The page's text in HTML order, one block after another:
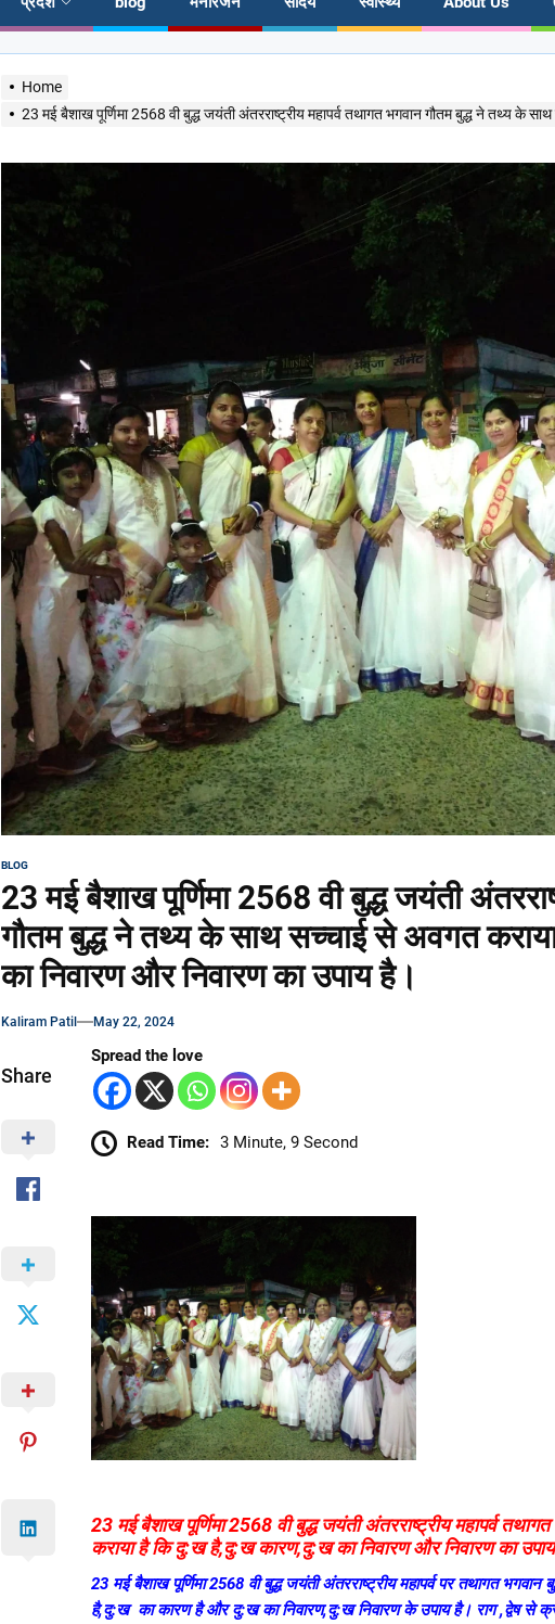
Home
23 मई बैशाख पूर्णिमा 2568 वी बुद्ध जयंती अंतरराष्ट्रीय महापर्व तथागत भगवान गौतम बुद्ध ने तथ्य
BLOG
23 मई बैशाख पूर्णिमा 2568 वी बुद्ध जयंती
गौतम बुद्ध ने तथ्य के साथ सच्चाई से अवगत
का निवारण और निवारण का उपाय है।
Kaliram Patil May 22, 2024
Share
Spread the love
Read Time: 3 Minute, 9 Second
23 मई बैशाख पूर्णिमा 2568 वी बुद्ध जयंती अंतरराष्ट्रीय महापर्व
कराया है कि दु:ख है,दु:ख कारण,दु:ख का निवारण और निवारण का
23 मई बैशाख पूर्णिमा 2568 वी बुद्ध जयंती अंतरराष्ट्रीय महापर्व पर तथागत
है,दु:ख का कारण है और दु:ख का निवारण,दु:ख निवारण के उपाय है। राग ,द्वेष से